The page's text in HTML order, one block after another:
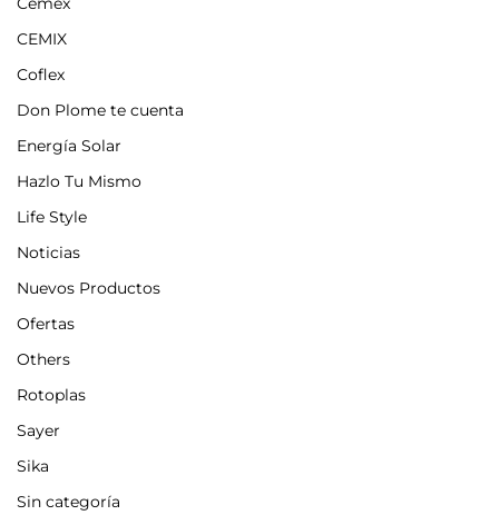
CEMIX
Coflex
Don Plome te cuenta
Energía Solar
Hazlo Tu Mismo
Life Style
Noticias
Nuevos Productos
Ofertas
Others
Rotoplas
Sayer
Sika
Sin categoría